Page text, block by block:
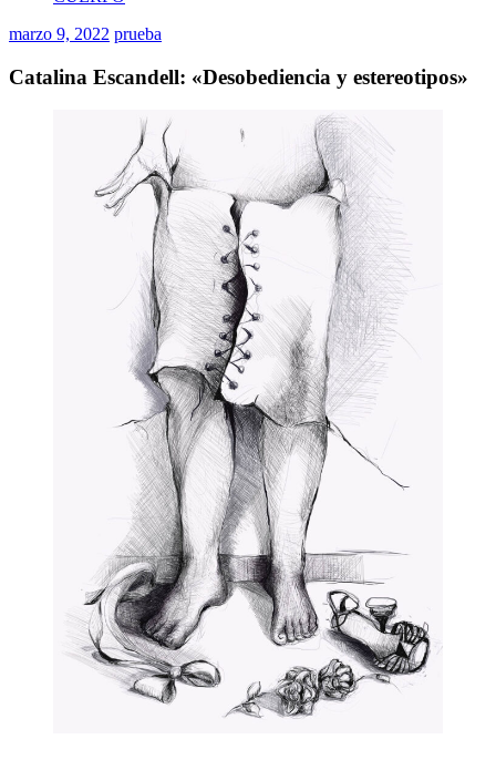
marzo 9, 2022 prueba
Catalina Escandell: «Desobediencia y estereotipos»